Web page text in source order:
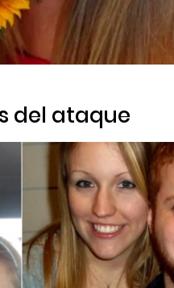
del ataque